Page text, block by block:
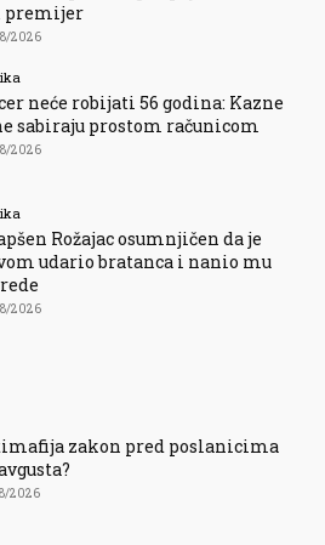
premijer
2026
neće robijati 56 godina: Kazne
sabiraju prostom računicom
2026
Rožajac osumnjičen da je
udario bratanca i nanio mu
2026
zakon pred poslanicima
2026